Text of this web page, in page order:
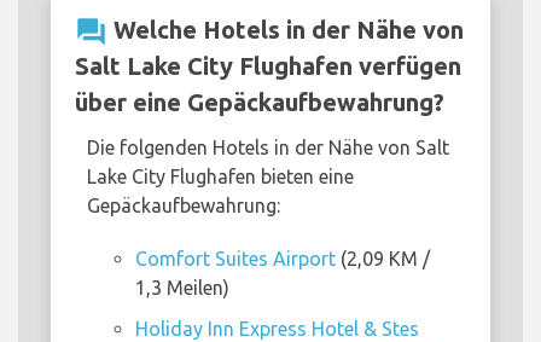
question_answer Welche Hotels in der Nähe von
Salt Lake City Flughafen verfügen
über eine Gepäckaufbewahrung?
Die folgenden Hotels in der Nähe von Salt
Lake City Flughafen bieten eine
Gepäckaufbewahrung:
Comfort Suites Airport (2,09 KM /
1,3 Meilen)
Holiday Inn Express Hotel & Stes